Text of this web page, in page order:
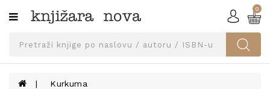
Kategorije
SVEUČILIŠNA
UDŽBENICI
0
Kurkuma